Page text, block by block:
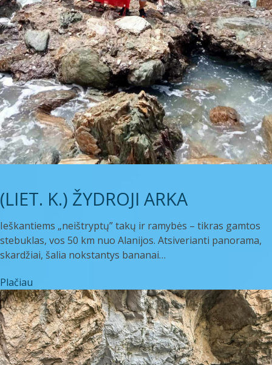
(LIET. K.) ŽYDROJI ARKA
Ieškantiems „neištryptų” takų ir ramybės – tikras gamtos
stebuklas, vos 50 km nuo Alanijos. Atsiverianti panorama,
skardžiai, šalia nokstantys bananai…
Plačiau